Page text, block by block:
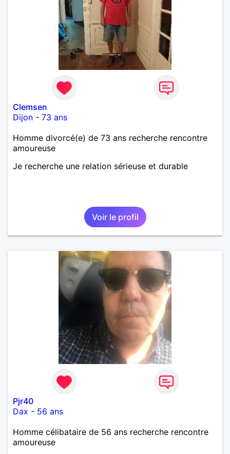
Clemsen
Dijon - 73 ans
Homme divorcé(e) de 73 ans recherche rencontre
amoureuse
Je recherche une relation sérieuse et durable
Voir le profil
Pjr40
Dax - 56 ans
Homme célibataire de 56 ans recherche rencontre
amoureuse